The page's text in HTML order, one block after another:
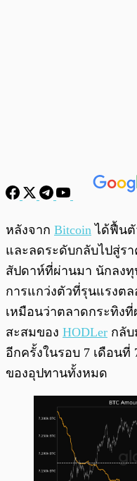
หลังจาก Bitcoin ได้ฟื้นตั
และลดระดับกลับไปสู่ร
สัปดาห์ที่ผ่านมา นักลงทุ
การแกว่งตัวที่รุนแรงต
เหมือนว่าตลาดกระทิง
สะสมของ HODLer กลับ
อีกครั้งในรอบ 7 เดือนที่
ของอุปทานทั้งหมด